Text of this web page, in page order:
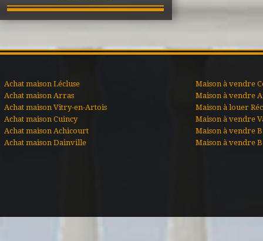
Achat maison Lécluse
Achat maison Arras
Achat maison Vitry-en-Artois
Achat maison Cuincy
Achat maison Achicourt
Achat maison Dainville
Maison à vendre
Maison à vendre
Maison à louer
Maison à vendre
Maison à vendre
Maison à vendre